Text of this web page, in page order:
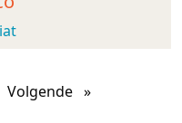
Volgende pagina